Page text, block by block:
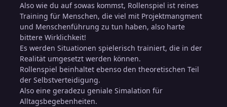
Also wie du auf sowas kommst, Rollenspiel ist reines
Training für Menschen, die viel mit Projektmangment
und Menschenführung zu tun haben, also harte
bittere Wirklichkeit!
Es werden Situationen spielerisch trainiert, die in der
Realität umgesetzt werden können.
Rollenspiel beinhaltet ebenso den theoretischen Teil
der Selbstverteidigung.
Also eine geradezu geniale Simalation für
Alltagsbegebenheiten.